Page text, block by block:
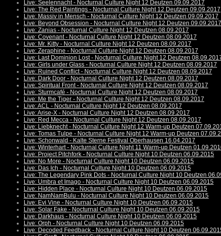
Live: Seelennacht - Nocturnal Culture Night 12 Deutzen 09.09.2017
Live: The Red Paintings - Nocturnal Culture Night 12 Deutzen 09.09.2017
Live: Massiv in Mensch - Nocturnal Culture Night 12 Deutzen 09.09.2017
Live: Beyond Obsession - Nocturnal Culture Night 12 Deutzen 09.09.2017
Live: Zanias - Nocturnal Culture Night 12 Deutzen 08.09.2017
Live: Covenant - Nocturnal Culture Night 12 Deutzen 08.09.2017
Live: Mr. Kitty - Nocturnal Culture Night 12 Deutzen 08.09.2017
Live: Zeraphine - Nocturnal Culture Night 12 Deutzen 08.09.2017
Live: Last Dominion Lost - Nocturnal Culture Night 12 Deutzen
Live: Girls under Glass - Nocturnal Culture Night 12 Deutzen 08.09.2017
Live: Ruined Conflict - Nocturnal Culture Night 12 Deutzen 08.09.2017
Live: Dark Door - Nocturnal Culture Night 12 Deutzen 08.09.2017
Live: Spiritual Front - Nocturnal Culture Night 12 Deutzen 08.09.2017
Live: Sturmcafé - Nocturnal Culture Night 12 Deutzen 08.09.2017
Live: Me the Tiger - Nocturnal Culture Night 12 Deutzen 08.09.2017
Live: ACL - Nocturnal Culture Night 12 Deutzen 08.09.2017
Live: Arise-X - Nocturnal Culture Night 12 Deutzen 08.09.2017
Live: Red Mecca - Nocturnal Culture Night 12 Deutzen 08.09.2017
Live: Liebknecht - Nocturnal Culture Night 12 Warm-up Deutzen
Live: Tomas Tulpe - Nocturnal Culture Night 12 Warm-up Deutzen
Live: Schonwald - Kalte Sterne Festival Oberhausen 16.04.2017
Live: Winterhart - Nocturnal Culture Night 11 Warm-up Deutzen
Live: Project Pitchfork - Nocturnal Culture Night 10 Deutzen 06.09.2015
Live: No More - Nocturnal Culture Night 10 Deutzen 06.09.2015
Live: Das Ich - Nocturnal Culture Night 10 Deutzen 06.09.2015
Live: The Legendary Pink Dots - Nocturnal Culture Night 10 Deutzen
Live: Umbra et Imago - Nocturnal Culture Night 10 Deutzen 06.09.2015
Live: Hidden Place - Nocturnal Culture Night 10 Deutzen 06.09.2015
Live: NamNamBulu - Nocturnal Culture Night 10 Deutzen 06.09.2015
Live: Evi Vine - Nocturnal Culture Night 10 Deutzen 06.09.2015
Live: Solar Fake - Nocturnal Culture Night 10 Deutzen 06.09.2015
Live: Darkhaus - Nocturnal Culture Night 10 Deutzen 06.09.2015
Live: Orph - Nocturnal Culture Night 10 Deutzen 06.09.2015
Live: Decoded Feedback - Nocturnal Culture Night 10 Deutzen